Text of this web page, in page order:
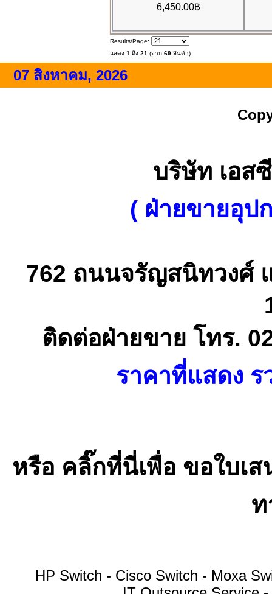
6,450.00฿
Results/Page:
แสดง 1 ถึง 21 (จาก 69 สินค้า)
07 สิงหาคม, 2026
บริษัท เอส
( ฝ่ายขายอุป
762 ถนนจรัญสนิทวงศ์
ติดต่อฝ่ายขาย โทร.
ราคาที่แสดง
หรือ คลิ๊กที่นี่เพื่อ ขอใบเ
ท
HP Switch - Cisco Switch - Moxa